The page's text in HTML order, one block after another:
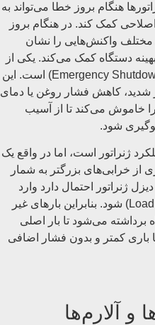
هنگام بروز خطا می‌تواند به
کمک کند. در هنگام بروز
مختلف واکنش‌هایی را نشان
دستگاه کمک می‌کند. یکی از
این واکنش‌ها خاموشی اضطراری(Emergency Shutdown) است. این
شدید، کاهش فشار روغن یا دمای
خاموش می‌کند تا از آسیب
شود.
ژنراتور است، اما در واقع یک
از خرابی‌های بزرگتر به شمار
ژنراتور احتمال دارد وارد
حالت کاهش خودکار بار(Load Shedding) شود. بنابراین بارهای غیر
می‌شود تا بار اصلی
باری کمتر و بدون فشار اضافی
آلارم‌ها